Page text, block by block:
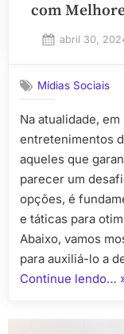
com
Posted
abril 30,
Mídias Sociais
Na atualidade,
entretenimentos
aqueles que
parecer um
opções, é
e táticas para
Abaixo, vamos
para auxiliá-lo a
Continue lendo…